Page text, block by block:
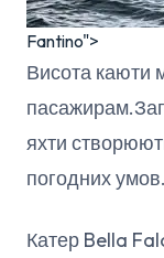
Fantino">
Висота каюти
яхти
погодних умов.
Катер Bella